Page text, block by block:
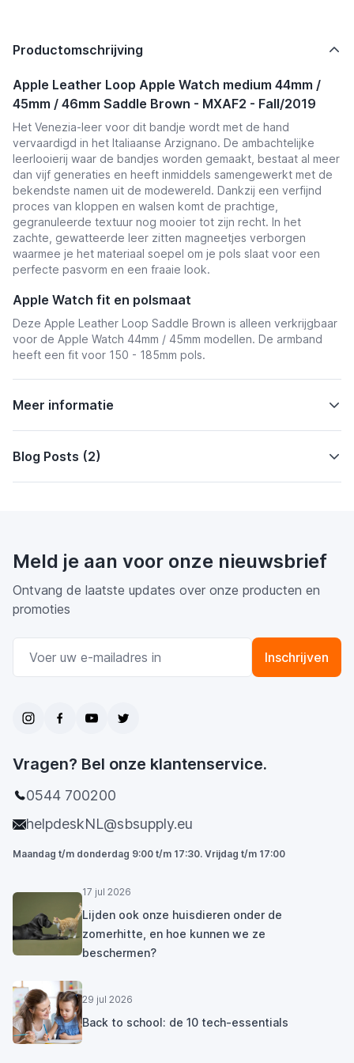
Productomschrijving
Apple Leather Loop Apple Watch medium 44mm /
45mm / 46mm Saddle Brown - MXAF2 - Fall/2019
Het Venezia-leer voor dit bandje wordt met de hand
vervaardigd in het Italiaanse Arzignano. De ambachtelijke
leerlooierij waar de bandjes worden gemaakt, bestaat al meer
dan vijf generaties en heeft inmiddels samengewerkt met de
bekendste namen uit de modewereld. Dankzij een verfijnd
proces van kloppen en walsen komt de prachtige,
gegranuleerde textuur nog mooier tot zijn recht. In het
zachte, gewatteerde leer zitten magneetjes verborgen
waarmee je het materiaal soepel om je pols slaat voor een
perfecte pasvorm en een fraaie look.
Apple Watch fit en polsmaat
Deze Apple Leather Loop Saddle Brown is alleen verkrijgbaar
voor de Apple Watch 44mm / 45mm modellen. De armband
heeft een fit voor 150 - 185mm pols.
Meer informatie
Blog Posts (2)
Meld je aan voor onze nieuwsbrief
Ontvang de laatste updates over onze producten en
promoties
Inschrijven
Vragen? Bel onze klantenservice.
0544 700200
helpdeskNL@sbsupply.eu
Maandag t/m donderdag 9:00 t/m 17:30. Vrijdag t/m 17:00
17 jul 2026
Lijden ook onze huisdieren onder de
zomerhitte, en hoe kunnen we ze
beschermen?
29 jul 2026
Back to school: de 10 tech-essentials